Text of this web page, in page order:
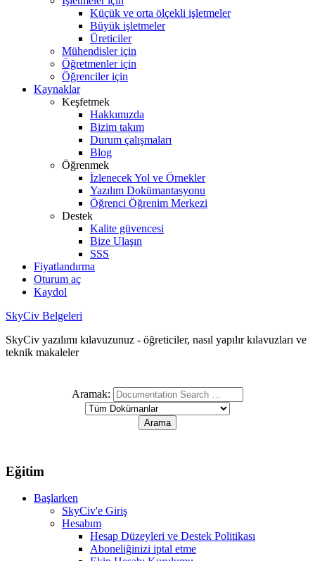
Küçük ve orta ölçekli işletmeler
Büyük işletmeler
Üreticiler
Mühendisler için
Öğretmenler için
Öğrenciler için
Kaynaklar
Keşfetmek
Hakkımızda
Bizim takım
Durum çalışmaları
Blog
Öğrenmek
İzlenecek Yol ve Örnekler
Yazılım Dokümantasyonu
Öğrenci Öğrenim Merkezi
Destek
Kalite güvencesi
Bize Ulaşın
SSS
Fiyatlandırma
Oturum aç
Kaydol
SkyCiv Belgeleri
SkyCiv yazılımı kılavuzunuz - öğreticiler, nasıl yapılır kılavuzları ve
teknik makaleler
Aramak:
Eğitim
Başlarken
SkyCiv'e Giriş
Hesabım
Hesap Düzeyleri ve Destek Politikası
Aboneliğinizi iptal etme